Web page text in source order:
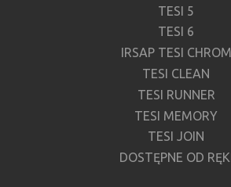
TESI 5
TESI 6
IRSAP TESI CHROM
TESI CLEAN
TESI RUNNER
TESI MEMORY
TESI JOIN
DOSTĘPNE OD